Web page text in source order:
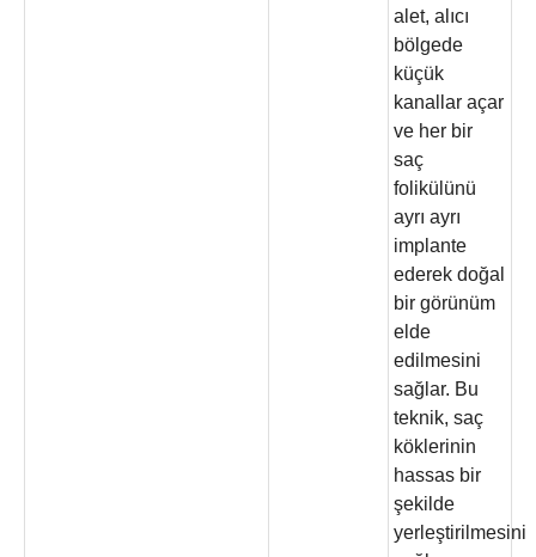
alet, alıcı
bölgede
küçük
kanallar açar
ve her bir
saç
folikülünü
ayrı ayrı
implante
ederek doğal
bir görünüm
elde
edilmesini
sağlar. Bu
teknik, saç
köklerinin
hassas bir
şekilde
yerleştirilmesini